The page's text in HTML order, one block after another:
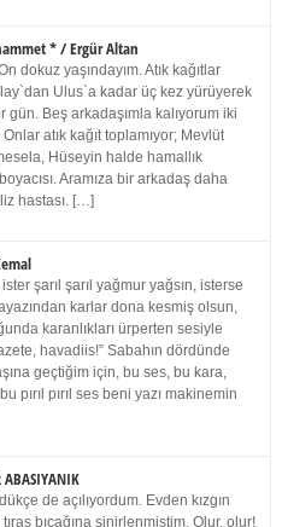
* / Ergür Altan
dokuz yaşındayım. Atık kağıtlar
Ulus`a kadar üç kez yürüyerek
Beş arkadaşımla kalıyorum iki
atık kağıt toplamıyor; Mevlüt
Hüseyin halde hamallık
Aramıza bir arkadaş daha
hastası. […]
şarıl şarıl yağmur yağsın, isterse
karlar dona kesmiş olsun,
karanlıkları ürperten sesiyle
havadiis!” Sabahın dördünde
geçtiğim için, bu ses, bu kara,
pırıl pırıl ses beni yazı makinemin
de açılıyordum. Evden kızgın
tıraş bıçağına sinirlenmiştim. Olur, olur!